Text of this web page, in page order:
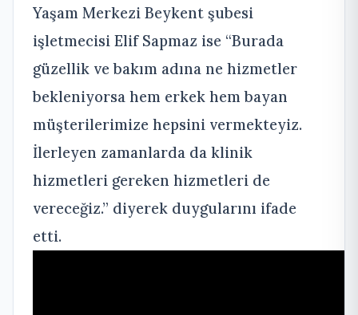
Yaşam Merkezi Beykent şubesi
işletmecisi Elif Sapmaz ise “Burada
güzellik ve bakım adına ne hizmetler
bekleniyorsa hem erkek hem bayan
müşterilerimize hepsini vermekteyiz.
İlerleyen zamanlarda da klinik
hizmetleri gereken hizmetleri de
vereceğiz.” diyerek duygularını ifade
etti.